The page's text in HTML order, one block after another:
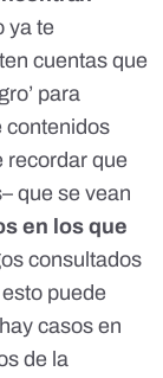
ya te
cuentas que
para
contenidos
recordar que
que se vean
en los que
consultados
puede
hay casos en
de la